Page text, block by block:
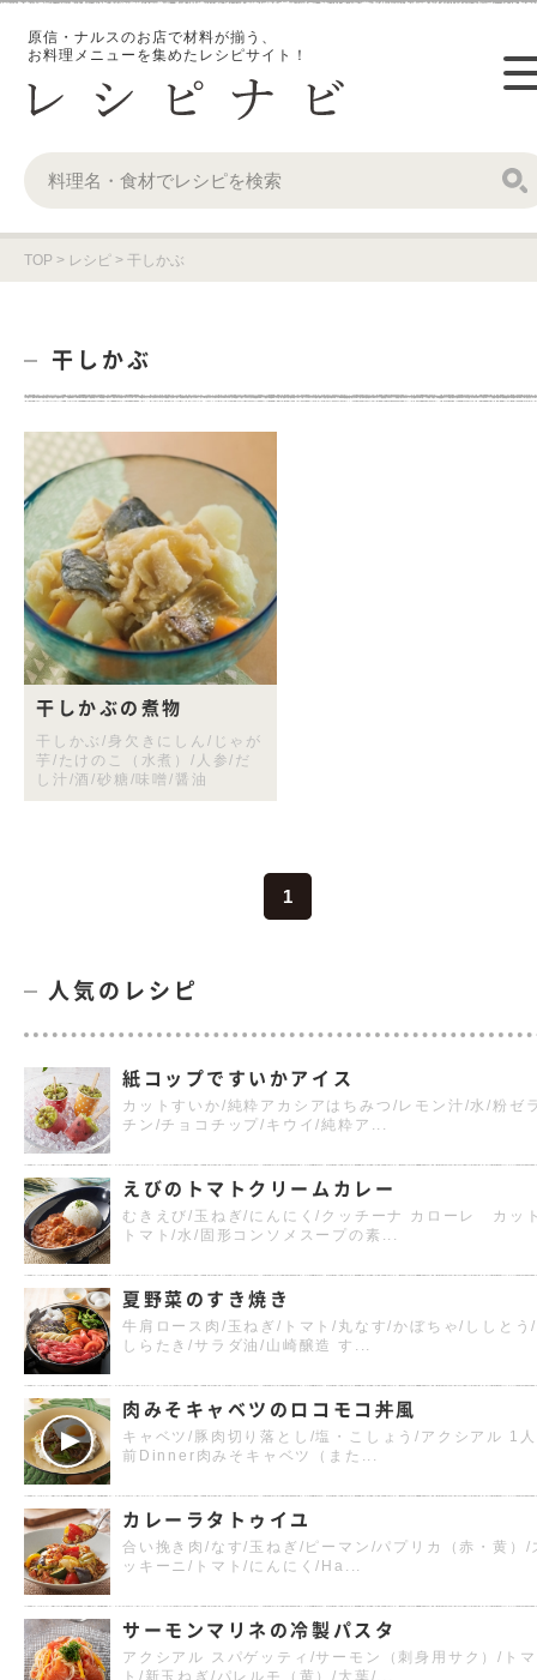
原信・ナルスのお店で材料が揃う、
お料理メニューを集めたレシピサイト！
TOP > レシピ > 干しかぶ
干しかぶ
干しかぶの煮物
干しかぶ/身欠きにしん/じゃが
芋/たけのこ（水煮）/人参/だ
し汁/酒/砂糖/味噌/醤油
1
人気のレシピ
紙コップですいかアイス
カットすいか/純粋アカシアはちみつ/レモン汁/水/粉ゼ
チン/チョコチップ/キウイ/純粋ア...
えびのトマトクリームカレー
むきえび/玉ねぎ/にんにく/クッチーナ カローレ カッ
トマト/水/固形コンソメスープの素...
夏野菜のすき焼き
牛肩ロース肉/玉ねぎ/トマト/丸なす/かぼちゃ/ししとう/
しらたき/サラダ油/山崎醸造 す...
肉みそキャベツのロコモコ丼風
キャベツ/豚肉切り落とし/塩・こしょう/アクシアル 1人
前Dinner肉みそキャベツ（また...
カレーラタトゥイユ
合い挽き肉/なす/玉ねぎ/ピーマン/パプリカ（赤・黄）/
ッキーニ/トマト/にんにく/Ha...
サーモンマリネの冷製パスタ
アクシアル スパゲッティ/サーモン（刺身用サク）/トマ
ト/新玉ねぎ/パレルモ（黄）/大葉/...